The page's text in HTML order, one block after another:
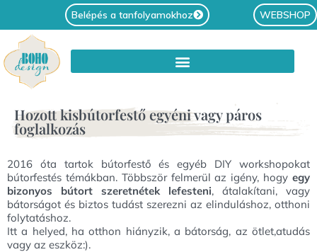
Belépés a tanfolyamokhoz WEBSHOP
Hozott kisbútorfestő egyéni vagy páros
foglalkozás
2016 óta tartok bútorfestő és egyéb DIY workshopokat
bútorfestés témákban. Többször felmerül az igény, hogyegy
bizonyos bútort szeretnétek lefesteni, átalakítani, vagy
bátorságot és biztos tudást szerezni az elinduláshoz, otthoni
folytatáshoz.
Itt a helyed, ha otthon hiányzik, a bátorság, az ötlet,atudás
vagy az eszköz:).